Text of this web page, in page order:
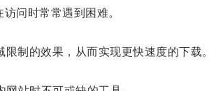
问时常常遇到困难。
制的效果，从而实现更快速度的下载。